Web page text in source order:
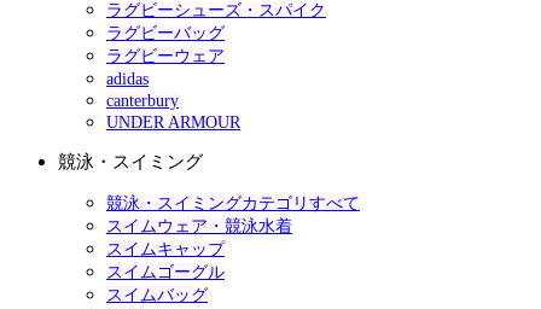
ラグビーシューズ・スパイク
ラグビーバッグ
ラグビーウェア
adidas
canterbury
UNDER ARMOUR
競泳・スイミング
競泳・スイミングカテゴリすべて
スイムウェア・競泳水着
スイムキャップ
スイムゴーグル
スイムバッグ